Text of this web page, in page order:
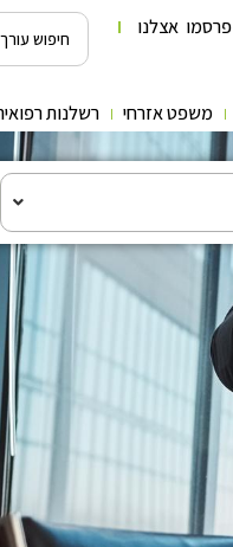
פרסמו אצלנו
משפט אזרחי רשלנות